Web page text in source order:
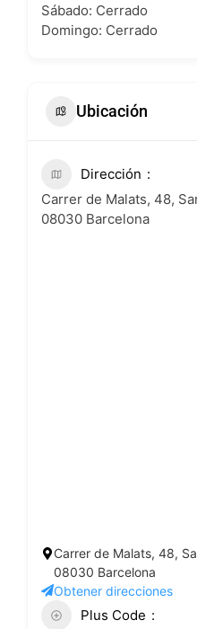
Sábado: Cerrado
Domingo: Cerrado
Ubicación
Dirección
Carrer de Malats, 48,
08030 Barcelona
Carrer de Malats, 48,
08030 Barcelona
Obtener direcciones
Plus Code